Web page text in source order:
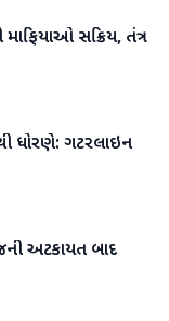
સક્રિય, તંત્ર
ધોરણે: ગટરલાઇન
અટકાયત બાદ